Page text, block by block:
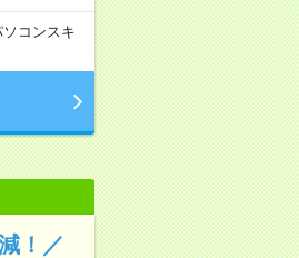
ソコンスキ
！／